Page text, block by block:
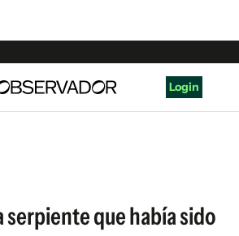
Login
serpiente que había sido